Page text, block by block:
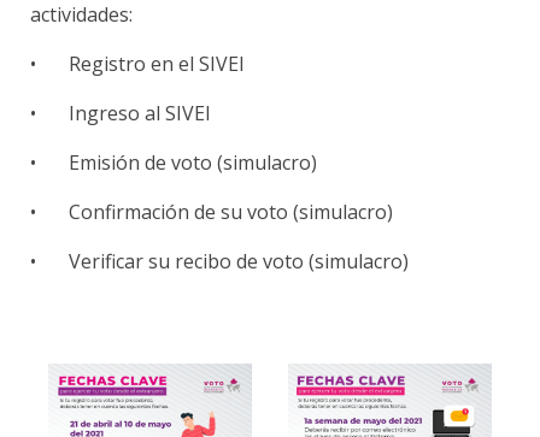
actividades:
•
Registro en el SIVEI
•
Ingreso al SIVEI
•
Emisión de voto (simulacro)
•
Confirmación de su voto (simulacro)
•
Verificar su recibo de voto (simulacro)